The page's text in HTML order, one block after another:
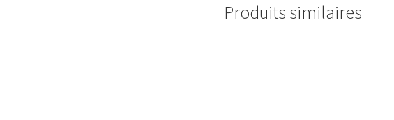
Produits similaires